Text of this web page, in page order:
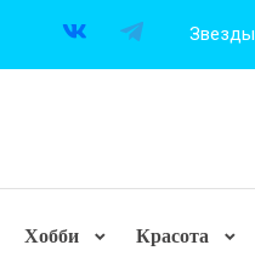
Звезды
Хобби Красота